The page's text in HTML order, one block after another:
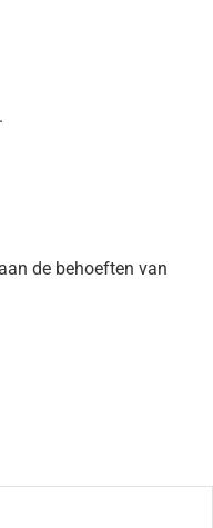
de behoeften van